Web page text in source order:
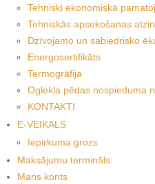
Tehniski ekonomiskā
Tehniskās apsekošanas
Dzīvojamo un sabiedrisko
Energosertifikāts
Termogrāfija
Oglekļa pēdas nospieduma
KONTAKTI
E-VEIKALS
Iepirkuma grozs
Maksājumu termināls
Mans konts